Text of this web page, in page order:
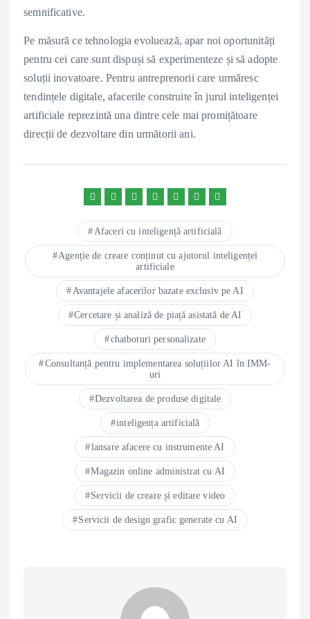
semnificative.
Pe măsură ce tehnologia evoluează, apar noi oportunități
pentru cei care sunt dispuși să experimenteze și să adopte
soluții inovatoare. Pentru antreprenorii care urmăresc
tendințele digitale, afacerile construite în jurul inteligenței
artificiale reprezintă una dintre cele mai promițătoare
direcții de dezvoltare din următorii ani.
Afaceri cu inteligență artificială
Agenție de creare conținut cu ajutorul inteligenței
artificiale
Avantajele afacerilor bazate exclusiv pe AI
Cercetare și analiză de piață asistată de AI
chatboturi personalizate
Consultanță pentru implementarea soluțiilor AI în IMM-
uri
Dezvoltarea de produse digitale
inteligența artificială
lansare afacere cu instrumente AI
Magazin online administrat cu AI
Servicii de creare și editare video
Servicii de design grafic generate cu AI